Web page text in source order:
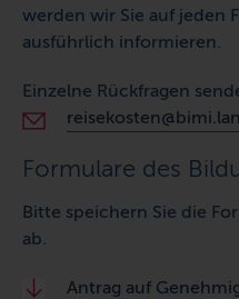
werden wir Sie auf jeden
ausführlich informieren.
Einzelne Rückfragen
Formulare des
Bitte speichern Sie die
ab.
Antrag auf